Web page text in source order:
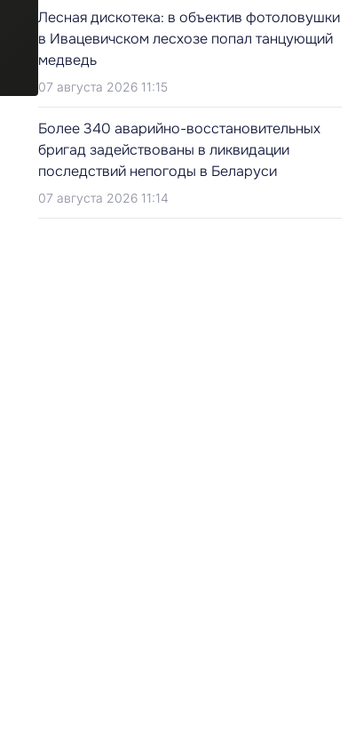
Лесная дискотека: в объектив фотоловушки
в Ивацевичском лесхозе попал танцующий
медведь
07 августа 2026 11:15
Более 340 аварийно-восстановительных
бригад задействованы в ликвидации
последствий непогоды в Беларуси
07 августа 2026 11:14